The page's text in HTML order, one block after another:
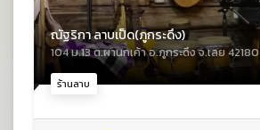
ร้านลาบ
ณัฐริกา ลาบเป็ด(ภูกระดึง)
104 ม.13 ต.ผานกเค้า อ.ภูกระดึง จ.เลย 42180